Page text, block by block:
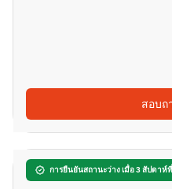
สอบถ
การยืนยันสถานะว่าง เมื่อ 3 สัปดาห์
เดอะ ลอฟท์ อโศก